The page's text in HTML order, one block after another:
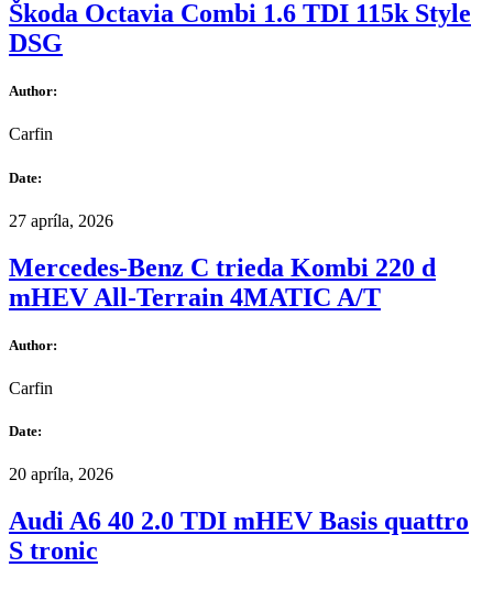
Škoda Octavia Combi 1.6 TDI 115k Style
DSG
Author:
Carfin
Date:
27 apríla, 2026
Mercedes-Benz C trieda Kombi 220 d
mHEV All-Terrain 4MATIC A/T
Author:
Carfin
Date:
20 apríla, 2026
Audi A6 40 2.0 TDI mHEV Basis quattro
S tronic